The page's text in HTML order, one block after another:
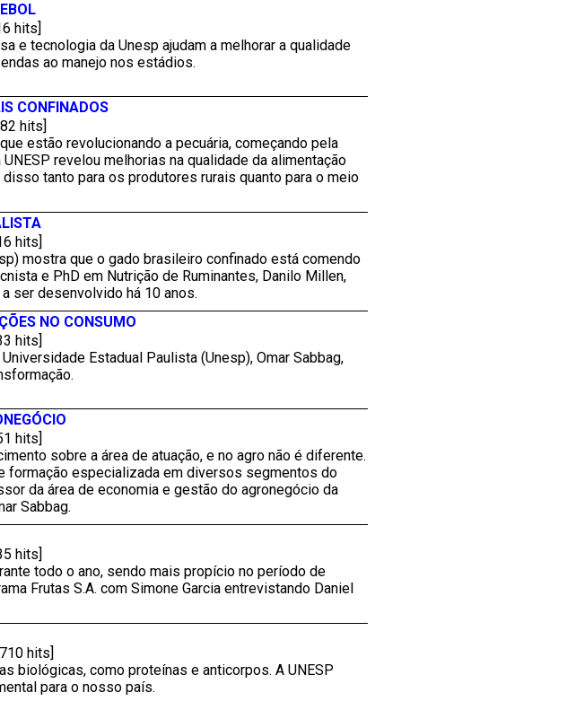
hits]
e tecnologia da Unesp ajudam a melhorar a qualidade
ao manejo nos estádios.
CONFINADOS
hits]
estão revolucionando a pecuária, começando pela
revelou melhorias na qualidade da alimentação
tanto para os produtores rurais quanto para o meio
hits]
mostra que o gado brasileiro confinado está comendo
e PhD em Nutrição de Ruminantes, Danilo Millen,
ser desenvolvido há 10 anos.
NO CONSUMO
hits]
Estadual Paulista (Unesp), Omar Sabbag,
hits]
sobre a área de atuação, e no agro não é diferente.
formação especializada em diversos segmentos do
da área de economia e gestão do agronegócio da
Sabbag.
hits]
todo o ano, sendo mais propício no período de
Frutas S.A. com Simone Garcia entrevistando Daniel
hits]
biológicas, como proteínas e anticorpos. A UNESP
para o nosso país.